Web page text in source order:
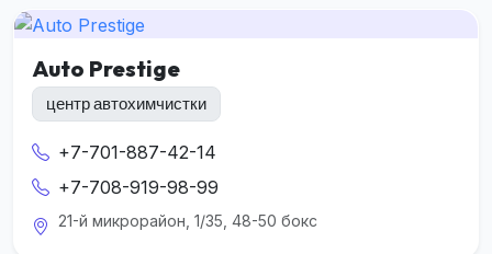
Auto Prestige
центр автохимчистки
+7-701-887-42-14
+7-708-919-98-99
21-й микрорайон, 1/35, 48-50 бокс